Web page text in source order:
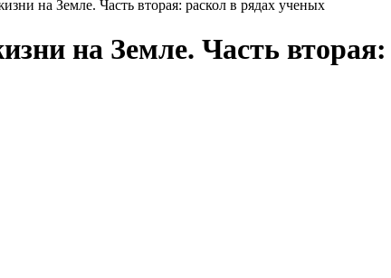
на Земле. Часть вторая: раскол в рядах ученых
на Земле. Часть